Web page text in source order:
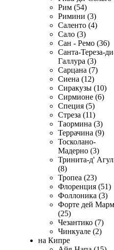
Рим (54)
Римини (3)
Саленто (4)
Сало (3)
Сан - Ремо (36)
Санта-Тереза-
Галлура (3)
Сарцана (7)
Сиена (12)
Сиракузы (10)
Сирмионе (6)
Специя (5)
Стреза (11)
Таормина (3)
Террачина (9)
Тосколано-
Мадерно (3)
Тринита-д'
(8)
Тропеа (23)
Флоренция (51)
Фоллоника (3)
Форте дей
(25)
Чезантико (7)
Чинкуале (2)
на Кипре